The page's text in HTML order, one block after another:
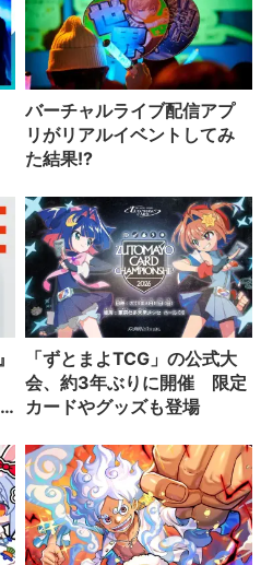
バーチャルライブ配信アプ
リがリアルイベントしてみ
た結果!?
「ずとまよTCG」の公式大
会、約3年ぶりに開催 限定
カードやグッズも登場